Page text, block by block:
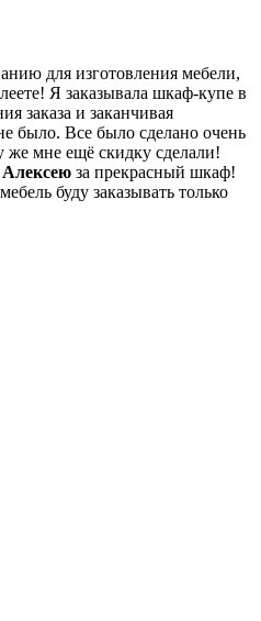
для изготовления мебели,
Я заказывала шкаф-купе в
заказа и заканчивая
было. Все было сделано очень
же мне ещё скидку сделали!
Алексею за прекрасный шкаф!
буду заказывать только